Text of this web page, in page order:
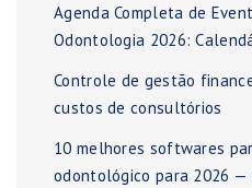
Agenda Completa de
Odontologia 2026:
Controle de gestão
custos de consultórios
10 melhores softwares
odontológico para 2026